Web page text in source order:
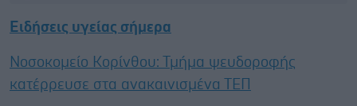
Ειδήσεις υγείας σήμερα
Νοσοκομείο Κορίνθου: Τμήμα ψευδοροφής
κατέρρευσε στα ανακαινισμένα ΤΕΠ